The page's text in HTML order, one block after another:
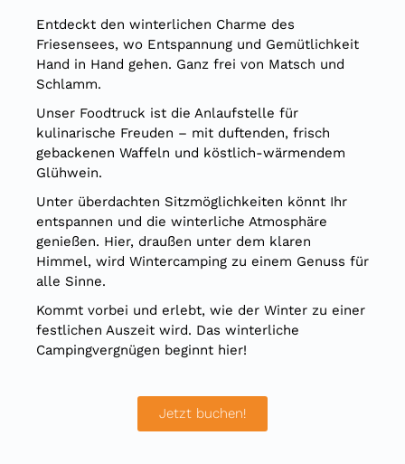
Entdeckt den winterlichen Charme des
Friesensees, wo Entspannung und Gemütlichkeit
Hand in Hand gehen. Ganz frei von Matsch und
Schlamm.
Unser Foodtruck ist die Anlaufstelle für
kulinarische Freuden – mit duftenden, frisch
gebackenen Waffeln und köstlich-wärmendem
Glühwein.
Unter überdachten Sitzmöglichkeiten könnt Ihr
entspannen und die winterliche Atmosphäre
genießen. Hier, draußen unter dem klaren
Himmel, wird Wintercamping zu einem Genuss für
alle Sinne.
Kommt vorbei und erlebt, wie der Winter zu einer
festlichen Auszeit wird. Das winterliche
Campingvergnügen beginnt hier!
Jetzt buchen!